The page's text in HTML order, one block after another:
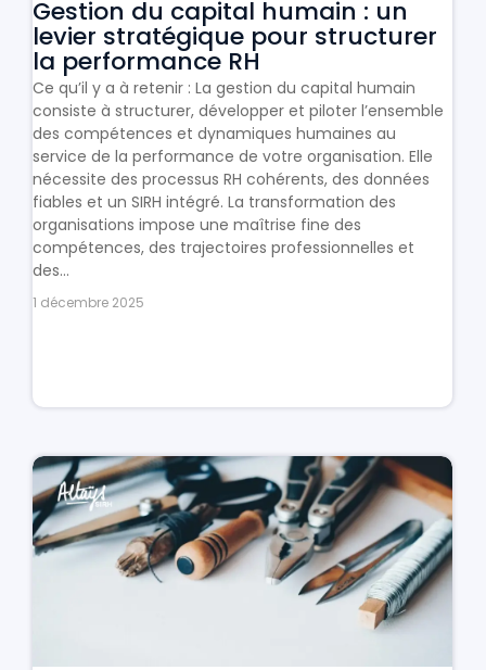
Gestion du capital humain : un
levier stratégique pour structurer
la performance RH
Ce qu’il y a à retenir : La gestion du capital humain
consiste à structurer, développer et piloter l’ensemble
des compétences et dynamiques humaines au
service de la performance de votre organisation. Elle
nécessite des processus RH cohérents, des données
fiables et un SIRH intégré. La transformation des
organisations impose une maîtrise fine des
compétences, des trajectoires professionnelles et
des...
1 décembre 2025